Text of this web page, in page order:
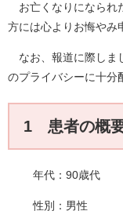
お亡くなりになられ
方には心よりお悔やみ
なお、報道に際しま
のプライバシーに十分
1 患者の概要
年代：90歳代
性別：男性